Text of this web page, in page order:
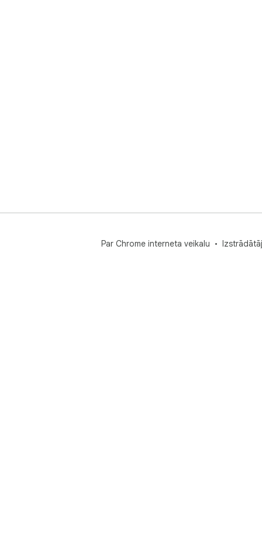
Par Chrome interneta veikalu